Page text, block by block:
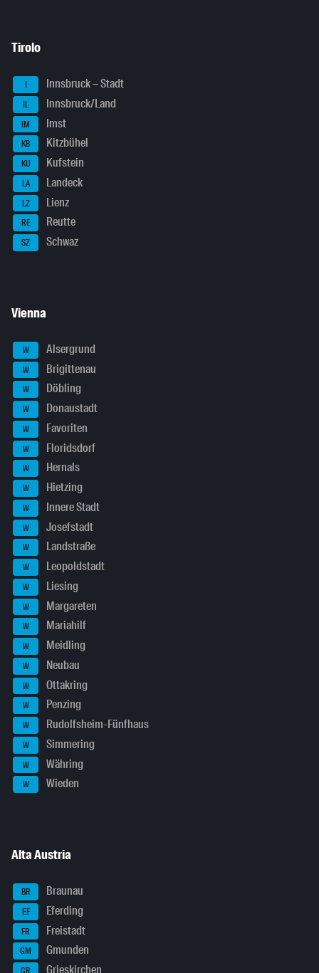
Tirolo
I Innsbruck – Stadt
IL Innsbruck/Land
IM Imst
KB Kitzbühel
KU Kufstein
LA Landeck
LZ Lienz
RE Reutte
SZ Schwaz
Vienna
W Alsergrund
W Brigittenau
W Döbling
W Donaustadt
W Favoriten
W Floridsdorf
W Hernals
W Hietzing
W Innere Stadt
W Josefstadt
W Landstraße
W Leopoldstadt
W Liesing
W Margareten
W Mariahilf
W Meidling
W Neubau
W Ottakring
W Penzing
W Rudolfsheim-Fünfhaus
W Simmering
W Währing
W Wieden
Alta Austria
BR Braunau
EF Eferding
FR Freistadt
GM Gmunden